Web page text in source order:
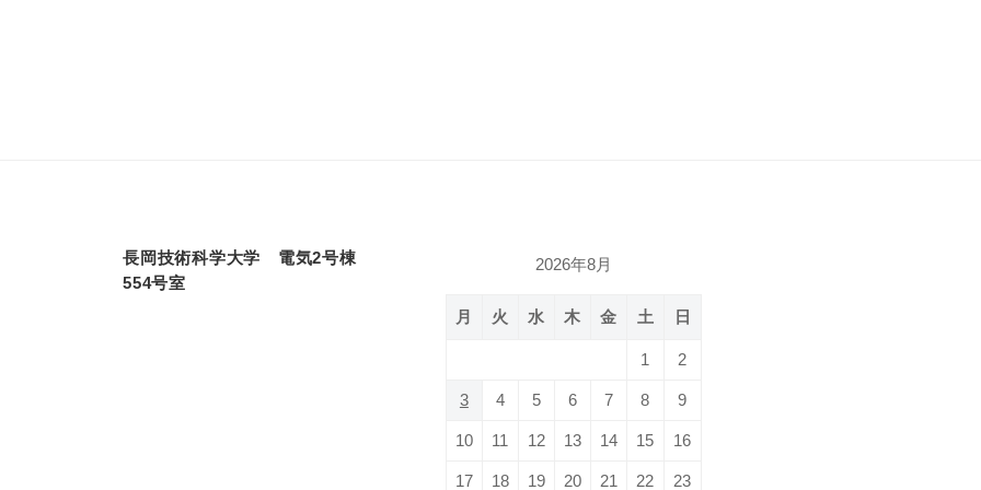
長岡技術科学大学 電気2号棟
554号室
2026年8月
月 火 水 木 金 土 日
1 2
3 4 5 6 7 8 9
10 11 12 13 14 15 16
17 18 19 20 21 22 23